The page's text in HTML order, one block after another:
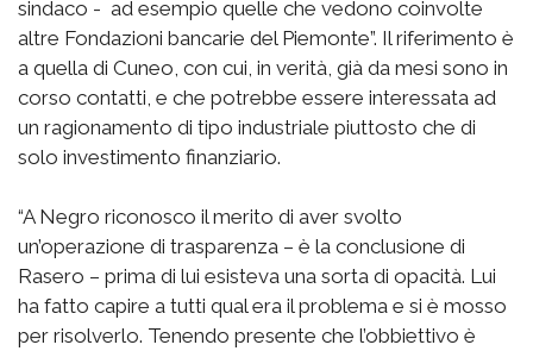
sindaco - ad esempio quelle che vedono coinvolte
altre Fondazioni bancarie del Piemonte”. Il riferimento è
a quella di Cuneo, con cui, in verità, già da mesi sono in
corso contatti, e che potrebbe essere interessata ad
un ragionamento di tipo industriale piuttosto che di
solo investimento finanziario.
“A Negro riconosco il merito di aver svolto
un’operazione di trasparenza – è la conclusione di
Rasero – prima di lui esisteva una sorta di opacità. Lui
ha fatto capire a tutti qual era il problema e si è mosso
per risolverlo. Tenendo presente che l’obbiettivo è